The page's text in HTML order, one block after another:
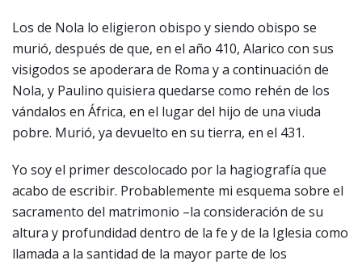
Los de Nola lo eligieron obispo y siendo obispo se
murió, después de que, en el año 410, Alarico con sus
visigodos se apoderara de Roma y a continuación de
Nola, y Paulino quisiera quedarse como rehén de los
vándalos en África, en el lugar del hijo de una viuda
pobre. Murió, ya devuelto en su tierra, en el 431.
Yo soy el primer descolocado por la hagiografía que
acabo de escribir. Probablemente mi esquema sobre el
sacramento del matrimonio –la consideración de su
altura y profundidad dentro de la fe y de la Iglesia como
llamada a la santidad de la mayor parte de los